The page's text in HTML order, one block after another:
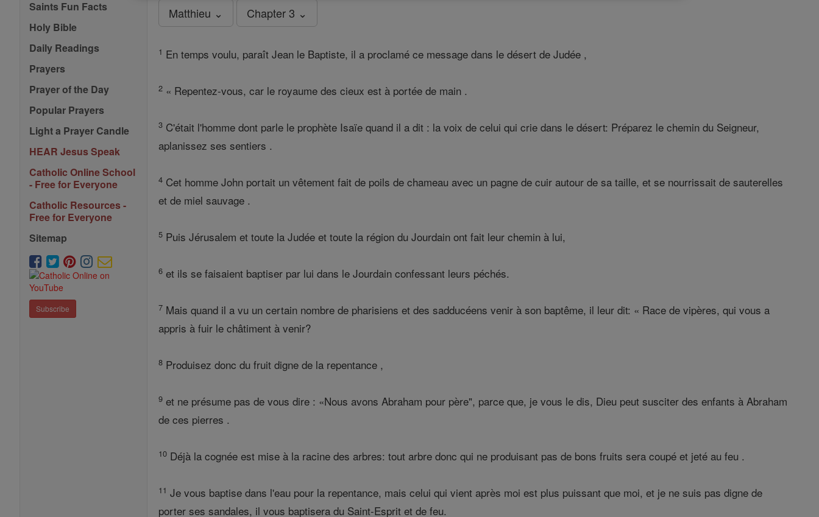
Saints Fun Facts
Holy Bible
Daily Readings
Prayers
Prayer of the Day
Popular Prayers
Light a Prayer Candle
HEAR Jesus Speak
Catholic Online School
- Free for Everyone
Catholic Resources -
Free for Everyone
Sitemap
Subscribe
Matthieu ⌄ Chapter 3 ⌄
1 En temps voulu, paraît Jean le Baptiste, il a proclamé ce message dans le désert de Judée ,
2 « Repentez-vous, car le royaume des cieux est à portée de main .
3 C'était l'homme dont parle le prophète Isaïe quand il a dit : la voix de celui qui crie dans le désert: Préparez le chemin du Seigneur,
aplanissez ses sentiers .
4 Cet homme John portait un vêtement fait de poils de chameau avec un pagne de cuir autour de sa taille, et se nourrissait de sauterelles
et de miel sauvage .
5 Puis Jérusalem et toute la Judée et toute la région du Jourdain ont fait leur chemin à lui,
6 et ils se faisaient baptiser par lui dans le Jourdain confessant leurs péchés.
7 Mais quand il a vu un certain nombre de pharisiens et des sadducéens venir à son baptême, il leur dit: « Race de vipères, qui vous a
appris à fuir le châtiment à venir?
8 Produisez donc du fruit digne de la repentance ,
9 et ne présume pas de vous dire : «Nous avons Abraham pour père", parce que, je vous le dis, Dieu peut susciter des enfants à Abraham
de ces pierres .
10 Déjà la cognée est mise à la racine des arbres: tout arbre donc qui ne produisant pas de bons fruits sera coupé et jeté au feu .
11 Je vous baptise dans l'eau pour la repentance, mais celui qui vient après moi est plus puissant que moi, et je ne suis pas digne de
porter ses sandales, il vous baptisera du Saint-Esprit et de feu.